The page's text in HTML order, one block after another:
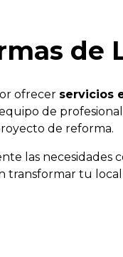
de
ofrecer servicios
de
de reforma.
las necesidades
transformar tu